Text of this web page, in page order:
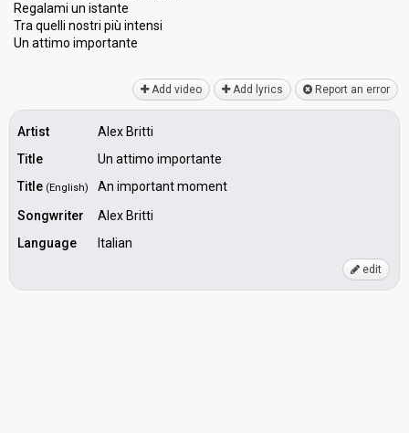
Regalami un istante
Tra quelli nostri più intenѕi
Un attimo importаnte
Add video Add lyrics Report an error
Artist
Alex Britti
Title
Un attimo importante
Title (English)
An important moment
Songwriter
Alex Britti
Language
Italian
edit